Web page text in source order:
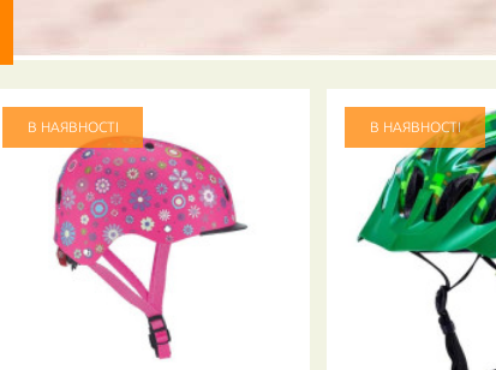
В НАЯВНОСТІ В НАЯВНОСТІ
ПОВІДОМИТИ ПРО НАЯВНІСТЬ ТОВАРУ
НОМЕР МОБ. ТЕЛЕФОНУ (SMS)
Повідомте про зразкову дату доставки товару